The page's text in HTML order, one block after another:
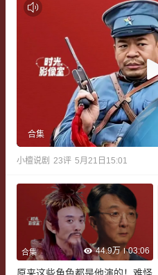
合集
小檀说剧 23评 5月21日15:01
合集 44.9万 03:06